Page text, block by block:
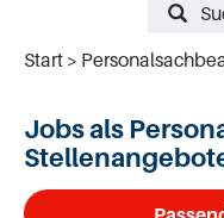
Start
Jobs als